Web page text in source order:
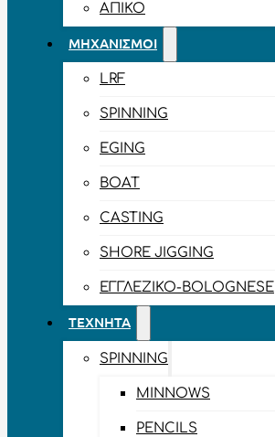
ΑΠΊΚΟ
ΜΗΧΑΝΙΣΜΟΊ
LRF
SPINNING
EGING
BOAT
CASTING
SHORE JIGGING
ΕΓΓΛΈΖΙΚΟ-BOLOGNESE
ΤΕΧΝΗΤΆ
SPINNING
MINNOWS
PENCILS